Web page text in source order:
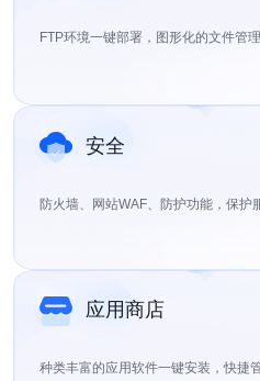
FTP环境一键部署，图形化的文件管
安全
防火墙、网站WAF、防护功能，保护
应用商店
种类丰富的应用软件一键安装，快捷